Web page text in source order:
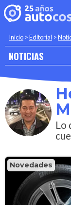
Inicio >Editorial >
NOTICIAS
Lo
Novedades